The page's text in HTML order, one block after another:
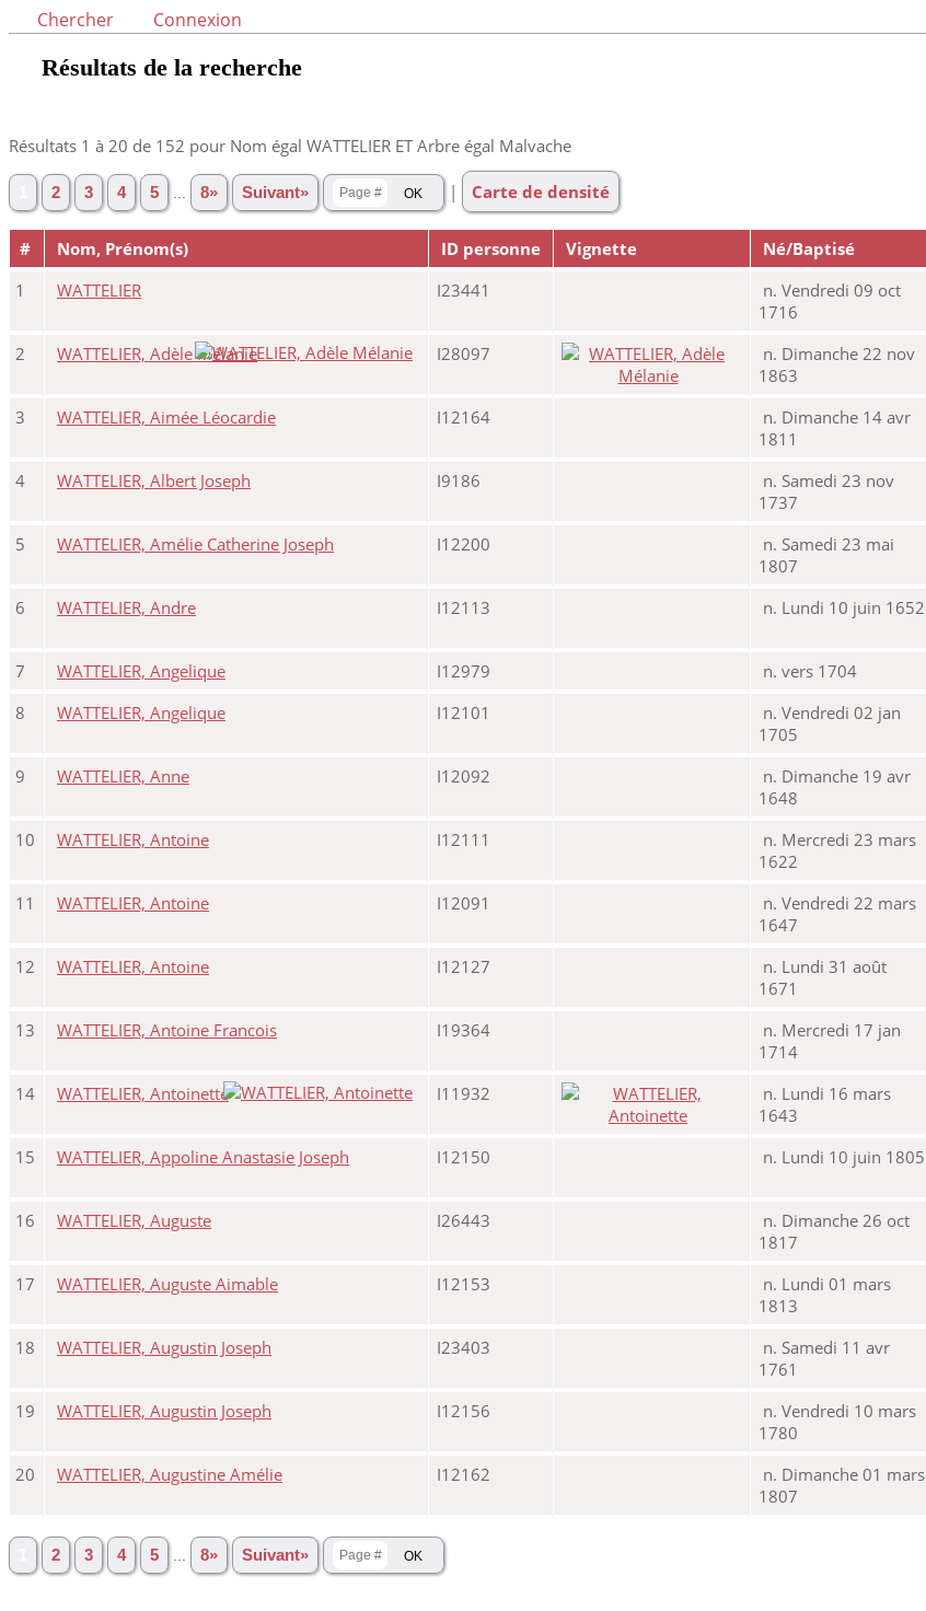
Chercher Connexion
Résultats de la recherche
Résultats 1 à 20 de 152 pour Nom égal WATTELIER ET Arbre égal Malvache
2 3 4 5 8» Suivant» | Carte de densité
# Nom, Prénom(s) ID personne Vignette Né/Baptisé
1
WATTELIER I23441
n. Vendredi 09 oct
1716
2 WATTELIER, Adèle Mélanie I28097
n. Dimanche 22 nov
1863
3 WATTELIER, Aimée Léocardie I12164
n. Dimanche 14 avr
1811
4 WATTELIER, Albert Joseph I9186
n. Samedi 23 nov
1737
5 WATTELIER, Amélie Catherine Joseph I12200
n. Samedi 23 mai
1807
6 WATTELIER, Andre I12113 n. Lundi 10 juin 1652
7 WATTELIER, Angelique I12979 n. vers 1704
8
WATTELIER, Angelique I12101
n. Vendredi 02 jan
1705
9 WATTELIER, Anne I12092
n. Dimanche 19 avr
1648
10 WATTELIER, Antoine I12111
n. Mercredi 23 mars
1622
11 WATTELIER, Antoine I12091
n. Vendredi 22 mars
1647
12 WATTELIER, Antoine I12127
n. Lundi 31 août
1671
13 WATTELIER, Antoine Francois I19364
n. Mercredi 17 jan
1714
14 WATTELIER, Antoinette I11932
n. Lundi 16 mars
1643
15 WATTELIER, Appoline Anastasie Joseph I12150 n. Lundi 10 juin 1805
16 WATTELIER, Auguste I26443
n. Dimanche 26 oct
1817
17 WATTELIER, Auguste Aimable I12153
n. Lundi 01 mars
1813
18 WATTELIER, Augustin Joseph I23403
n. Samedi 11 avr
1761
19 WATTELIER, Augustin Joseph I12156
n. Vendredi 10 mars
1780
20 WATTELIER, Augustine Amélie I12162
n. Dimanche 01 mars
1807
2 3 4 5 8» Suivant»